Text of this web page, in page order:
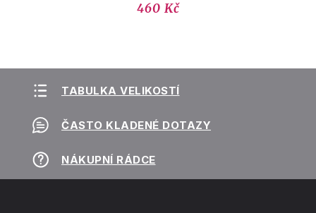
460 Kč
TABULKA VELIKOSTÍ
ČASTO KLADENÉ DOTAZY
NÁKUPNÍ RÁDCE